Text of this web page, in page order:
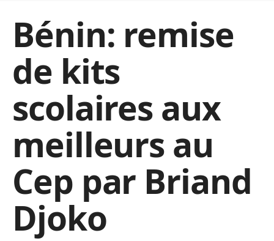
Bénin: remise
de kits
scolaires aux
meilleurs au
Cep par Briand
Djoko